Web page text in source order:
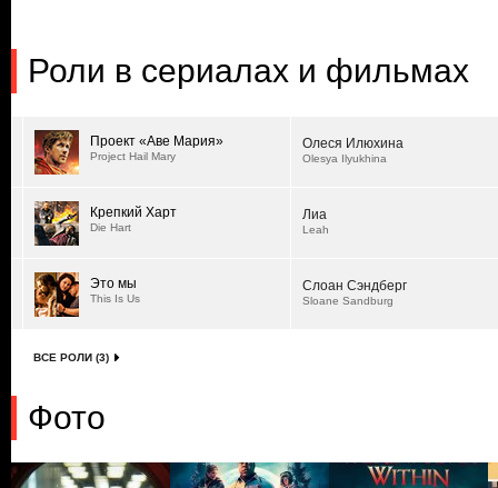
Роли в сериалах и фильмах
Проект «Аве Мария»
Project Hail Mary
Олеся Илюхина
Olesya Ilyukhina
Крепкий Харт
Die Hart
Лиа
Leah
Это мы
This Is Us
Слоан Сэндберг
Sloane Sandburg
ВСЕ РОЛИ (3)
Фото